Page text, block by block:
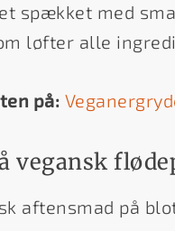
spækket med
løfter alle
på:
vegansk
aftensmad på